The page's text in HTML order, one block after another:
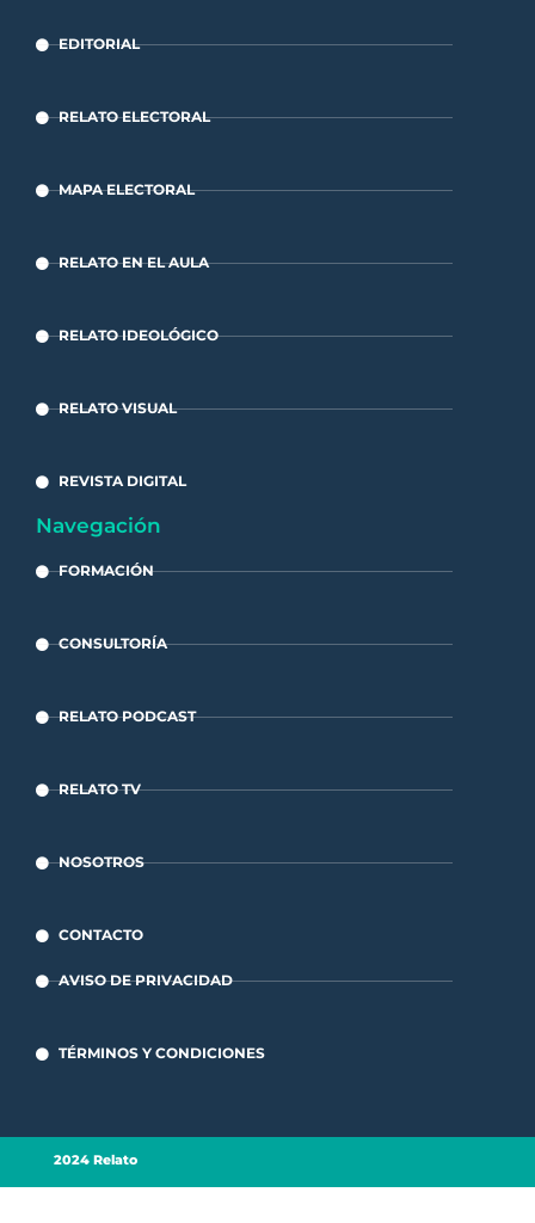
EDITORIAL
RELATO ELECTORAL
MAPA ELECTORAL
RELATO EN EL AULA
RELATO IDEOLÓGICO
RELATO VISUAL
REVISTA DIGITAL
Navegación
FORMACIÓN
CONSULTORÍA
RELATO PODCAST
RELATO TV
NOSOTROS
CONTACTO
AVISO DE PRIVACIDAD
TÉRMINOS Y CONDICIONES
2024 Relato